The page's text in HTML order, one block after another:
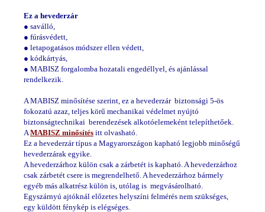
Ez a hevederzár
● saválló,
● fúrásvédett,
● letapogatásos módszer ellen védett,
● kódkártyás,
● MABISZ forgalomba hozatali engedéllyel, és ajánlással
rendelkezik.
A MABISZ minősítése szerint, ez a hevederzár biztonsági 5-ös
fokozatú azaz, teljes körű mechanikai védelmet nyújtó
biztonságtechnikai berendezések alkotóelemeként telepíthetőek.
A MABISZ minősítés itt olvasható.
Ez a hevederzár típus a Magyarországon kapható legjobb minőségű
hevederzárak egyike.
A hevederzárhoz külön csak a zárbetét is kapható. A hevederzárhoz
csak zárbetét csere is megrendelhető. A hevederzárhoz bármely
egyéb más alkatrész külön is, utólag is megvásárolható.
Egyszárnyú ajtóknál előzetes helyszíni felmérés nem szükséges,
egy küldött fénykép is elégséges.